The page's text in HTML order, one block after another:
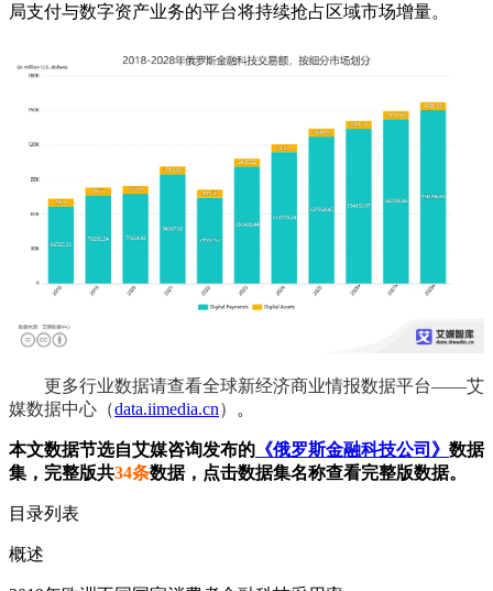
局支付与数字资产业务的平台将持续抢占区域市场增量。
更多行业数据请查看全球新经济商业情报数据平台——艾
媒数据中心（data.iimedia.cn） 。
本文数据节选自艾媒咨询发布的 《俄罗斯金融科技公司》 数据
集，完整版共34条数据，点击数据集名称查看完整版数据。
目录列表
概述